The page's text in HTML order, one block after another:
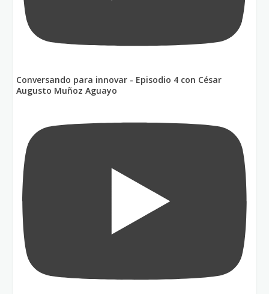
Conversando para innovar - Episodio 4 con César
Augusto Muñoz Aguayo